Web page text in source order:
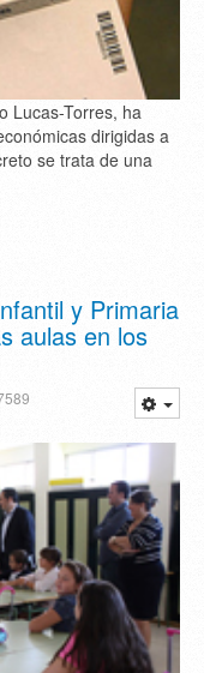
Lucas-Torres, ha
dirigidas a
se trata de una
y Primaria
aulas en los